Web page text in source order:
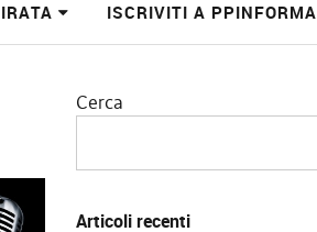
ISCRIVITI A PPINFORMA
Cerca
Articoli recenti